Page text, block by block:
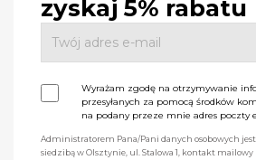
zyskaj 5% rabatu
Wyrażam zgodę na otrzymywanie
przesyłanych za pomocą środków
na podany przeze mnie adres poczty
Administratorem Pana/Pani danych osobowych jest
siedzibą w Olsztynie, ul. Stalowa 1, kontakt mailowy